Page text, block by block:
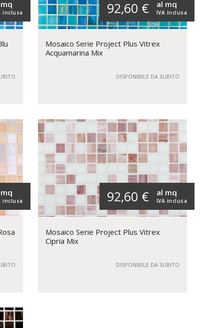
inclusa 92,60 € IVA inclusa
al mq
Mosaico Serie Project Plus Vitrex
Acquamarina Mix
DISPONIBILE DA SUBITO
inclusa 92,60 € IVA inclusa
al mq
Mosaico Serie Project Plus Vitrex
Cipria Mix
DISPONIBILE DA SUBITO